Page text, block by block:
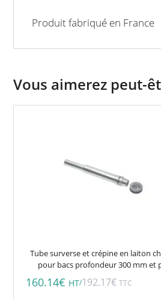
Produit fabriqué en France
Vous aimerez peut-
Tube surverse et crépine en laiton
pour bacs profondeur 300 mm et
160.14€ HT/192.17€ TTC